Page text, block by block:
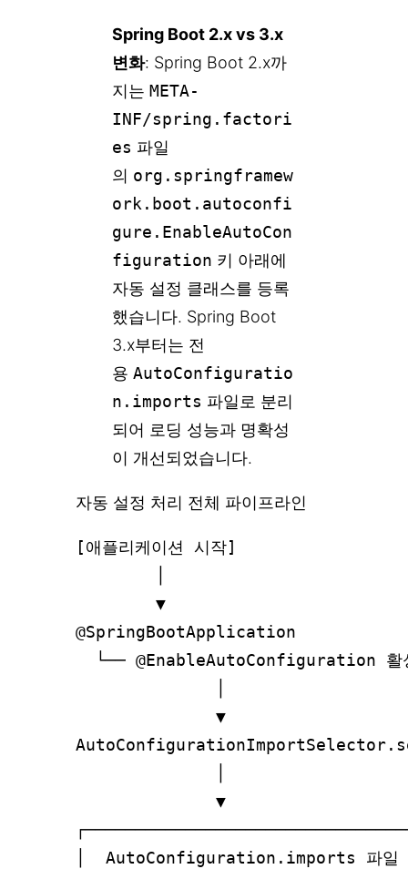
Spring Boot 2.x vs 3.x
변화: Spring Boot 2.x까
지는 META-
INF/spring.factori
es 파일
의 org.springframew
ork.boot.autoconfi
gure.EnableAutoCon
figuration 키 아래에
자동 설정 클래스를 등록
했습니다. Spring Boot
3.x부터는 전
용 AutoConfiguratio
n.imports 파일로 분리
되어 로딩 성능과 명확성
이 개선되었습니다.
자동 설정 처리 전체 파이프라인
[애플리케이션 시작]
        ▼
@SpringBootApplication
└── @EnableAutoConfiguration 활
              ▼
              ▼
│  AutoConfiguration.imports 파